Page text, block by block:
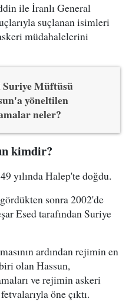
ile İranlı General
suçlanan isimleri
müdahalelerini
Suriye Müftüsü
yöneltilen
neler?
kimdir?
yılında Halep'te doğdu.
sonra 2002'de
Esed tarafından Suriye
ardından rejimin en
olan Hassun,
ve rejimin askeri
öne çıktı.